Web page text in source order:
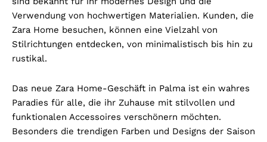
Verwendung von hochwertigen Materialien. Kunden, die
Zara Home besuchen, können eine Vielzahl von
Stilrichtungen entdecken, von minimalistisch bis hin zu
rustikal.
Das neue Zara Home-Geschäft in Palma ist ein wahres
Paradies für alle, die ihr Zuhause mit stilvollen und
funktionalen Accessoires verschönern möchten.
Besonders die trendigen Farben und Designs der Saison